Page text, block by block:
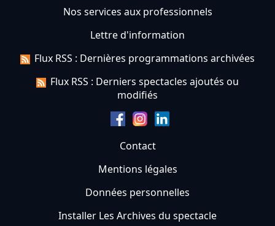
Nos services aux professionnels
Lettre d'information
Flux RSS : Dernières programmations archivées
Flux RSS : Derniers spectacles ajoutés ou
modifiés
Contact
Mentions légales
Données personnelles
Installer Les Archives du spectacle